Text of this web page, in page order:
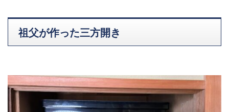
祖父が作った三方開き